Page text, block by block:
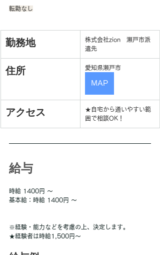
転勤なし
勤務地
株式会社zion　瀬戸市派
遣先
住所 愛知県瀬戸市
MAP
アクセス
★自宅から通いやすい範
囲で相談OK！
給与
時給 1400円 〜
基本給：時給 1400円 〜
※経験・能力などを考慮の上、決定します。
★経験者は時給1,500円～